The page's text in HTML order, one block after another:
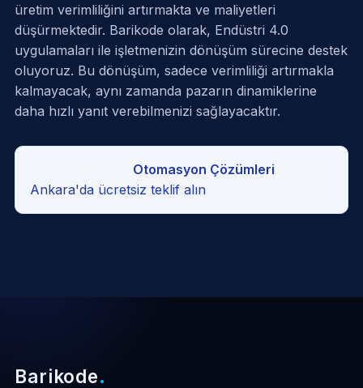
üretim verimliliğini artırmakta ve maliyetleri
düşürmektedir. Barikode olarak, Endüstri 4.0
uygulamaları ile işletmenizin dönüşüm sürecine destek
oluyoruz. Bu dönüşüm, sadece verimliliği artırmakla
kalmayacak, aynı zamanda pazarın dinamiklerine
daha hızlı yanıt verebilmenizi sağlayacaktır.
Otomasyon Çözümleri
Ankara'da ücretsiz teklif alın
Barikode.